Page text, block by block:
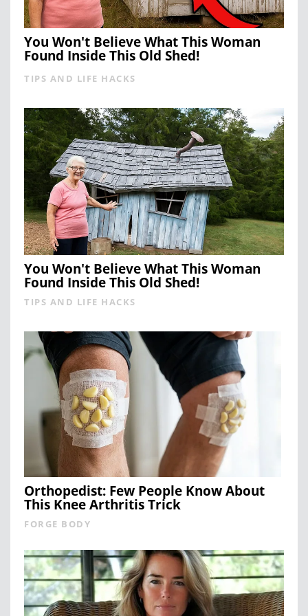
You Won't Believe What This Woman
Found Inside This Old Shed!
TIPS AND LIFE HACKS
You Won't Believe What This Woman
Found Inside This Old Shed!
TIPS AND LIFE HACKS
Orthopedist: Few People Know About
This Knee Arthritis Trick
FORGE BODY